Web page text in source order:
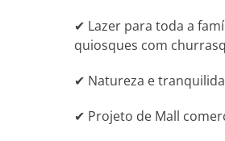
✔ Lazer para toda a
quiosques com
✔ Natureza e
✔ Projeto de Mall